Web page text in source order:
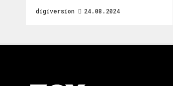
digiversion 24.08.2024